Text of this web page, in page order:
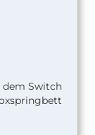
dem Switch